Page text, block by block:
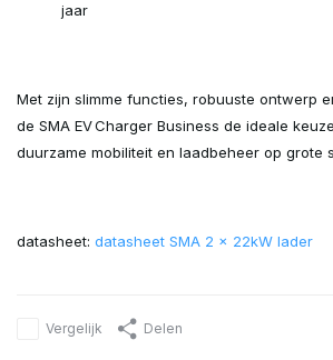
jaar
Met zijn slimme functies, robuuste ontwerp
de SMA EV Charger Business de ideale
duurzame mobiliteit en laadbeheer op grote
datasheet: datasheet SMA 2 x 22kW lader
Vergelijk Delen